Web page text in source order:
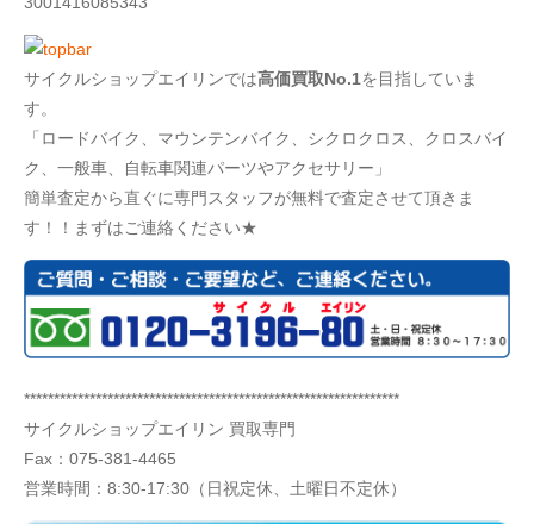
サイクルショップエイリンでは高価買取No.1を目指していま
す。
「ロードバイク、マウンテンバイク、シクロクロス、クロスバイ
ク、一般車、自転車関連パーツやアクセサリー」
簡単査定から直ぐに専門スタッフが無料で査定させて頂きま
す！！まずはご連絡ください★
***************************************************************
サイクルショップエイリン 買取専門
Fax：075-381-4465
営業時間：8:30-17:30（日祝定休、土曜日不定休）